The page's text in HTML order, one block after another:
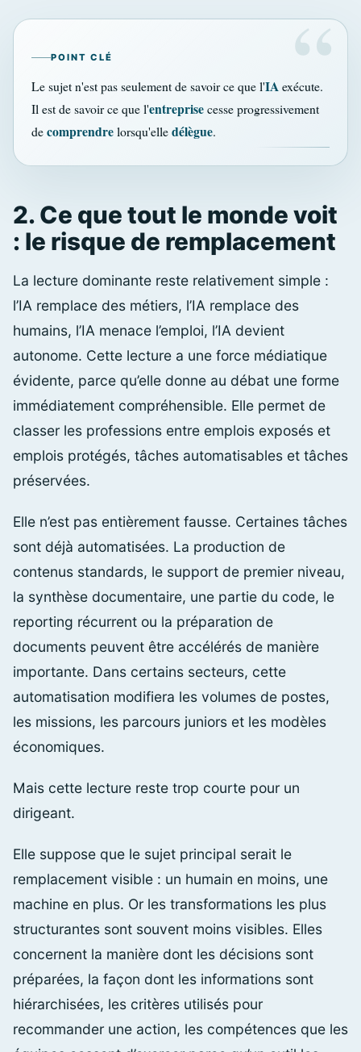
POINT CLÉ
Le sujet n'est pas seulement de savoir ce que l'IAexécute.
Il est de savoir ce que l'entreprisecesse progressivement
decomprendrelorsqu'elledélègue.
2. Ce que tout le monde voit
: le risque de remplacement
La lecture dominante reste relativement simple :
l’IA remplace des métiers, l’IA remplace des
humains, l’IA menace l’emploi, l’IA devient
autonome. Cette lecture a une force médiatique
évidente, parce qu’elle donne au débat une forme
immédiatement compréhensible. Elle permet de
classer les professions entre emplois exposés et
emplois protégés, tâches automatisables et tâches
préservées.
Elle n’est pas entièrement fausse. Certaines tâches
sont déjà automatisées. La production de
contenus standards, le support de premier niveau,
la synthèse documentaire, une partie du code, le
reporting récurrent ou la préparation de
documents peuvent être accélérés de manière
importante. Dans certains secteurs, cette
automatisation modifiera les volumes de postes,
les missions, les parcours juniors et les modèles
économiques.
Mais cette lecture reste trop courte pour un
dirigeant.
Elle suppose que le sujet principal serait le
remplacement visible : un humain en moins, une
machine en plus. Or les transformations les plus
structurantes sont souvent moins visibles. Elles
concernent la manière dont les décisions sont
préparées, la façon dont les informations sont
hiérarchisées, les critères utilisés pour
recommander une action, les compétences que les